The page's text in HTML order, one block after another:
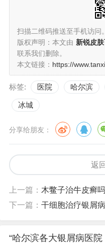
扫描二维码推送至手机访问。
版权声明：本文由 新锐皮
联系我们删除。
本文链接： https://
标签: 医院 哈尔滨
冰城
分享给朋友：
返
上一篇： 木鳖子治牛皮癣
下一篇： 干细胞治疗银屑病最
“哈尔滨各大银屑病医